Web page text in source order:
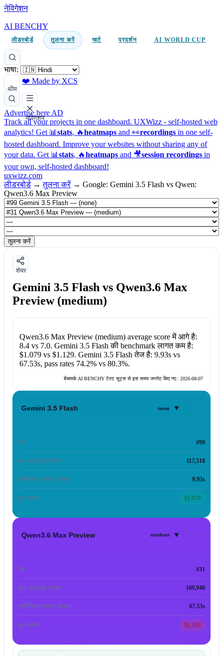
नेविगेशन
AI BENCHY
लीडरबोर्ड तुलना करें चार्ट प्रदर्शन AI WORLD CUP
भाषा:
थीम
❤️ Made by XCS
नेविगेशन
Advertise here AD
Track all your projects in one dashboard. UXWizz - self-hosted web
analytics! Get 📊 stats, 🔥heatmaps and 👀recordings in one self-
hosted dashboard. Improve your websites without sharing any of
your data. Get 📊 stats, 🔥heatmaps and 🎥session recordings in
your own, self-hosted dashboard!
uxwizz.com
लीडरबोर्ड → तुलना करें → Google: Gemini 3.5 Flash vs Qwen:
Qwen3.6 Max Preview
तुलना करें
शेयर
Gemini 3.5 Flash vs Qwen3.6 Max
Preview (medium)
Qwen3.6 Max Preview (medium)average score में आगे है:
8.4vs 7.0. Gemini 3.5 Flash की benchmark लागत कम है:
$1.079vs $1.129. Gemini 3.5 Flash तेज है: 9.93svs
67.53s, pass rates 74.2%vs 80.3%.
बेंचमार्क AI BENCHY टेस्ट सूट्स से इस समय जनरेट किए गए:: 2026-08-07
Gemini 3.5 Flash none ▾
रैंक #99
कुल आउटपुट टोकन 117,518
प्रतिक्रिया समय (औसत) 9.93s
कुल लागत $1.079
Qwen3.6 Max Preview medium ▾
रैंक #31
कुल आउटपुट टोकन 169,940
प्रतिक्रिया समय (औसत) 67.53s
कुल लागत $1.129